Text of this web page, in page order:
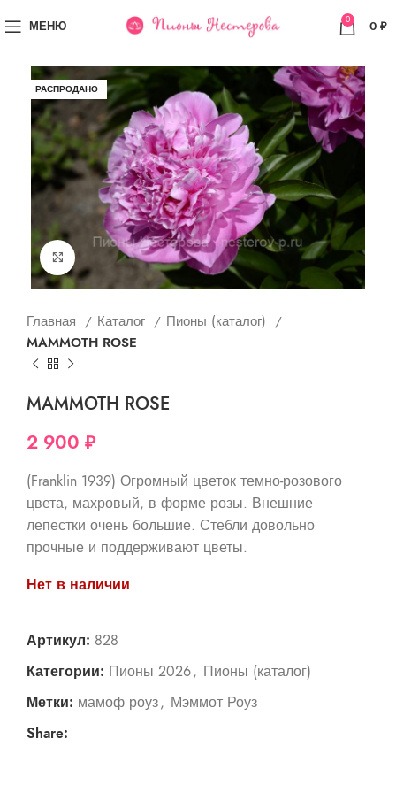
МЕНЮ 0 0 ₽
РАСПРОДАНО
Увеличить
Главная Каталог
Пионы (каталог)
MAMMOTH ROSE
MAMMOTH ROSE
2 900 ₽
(Franklin 1939) Огромный цветок темно-розового
цвета, махровый, в форме розы. Внешние
лепестки очень большие. Стебли довольно
прочные и поддерживают цветы.
Нет в наличии
Артикул: 828
Категории: Пионы 2026, Пионы (каталог)
Метки: мамоф роуз, Мэммот Роуз
Share: